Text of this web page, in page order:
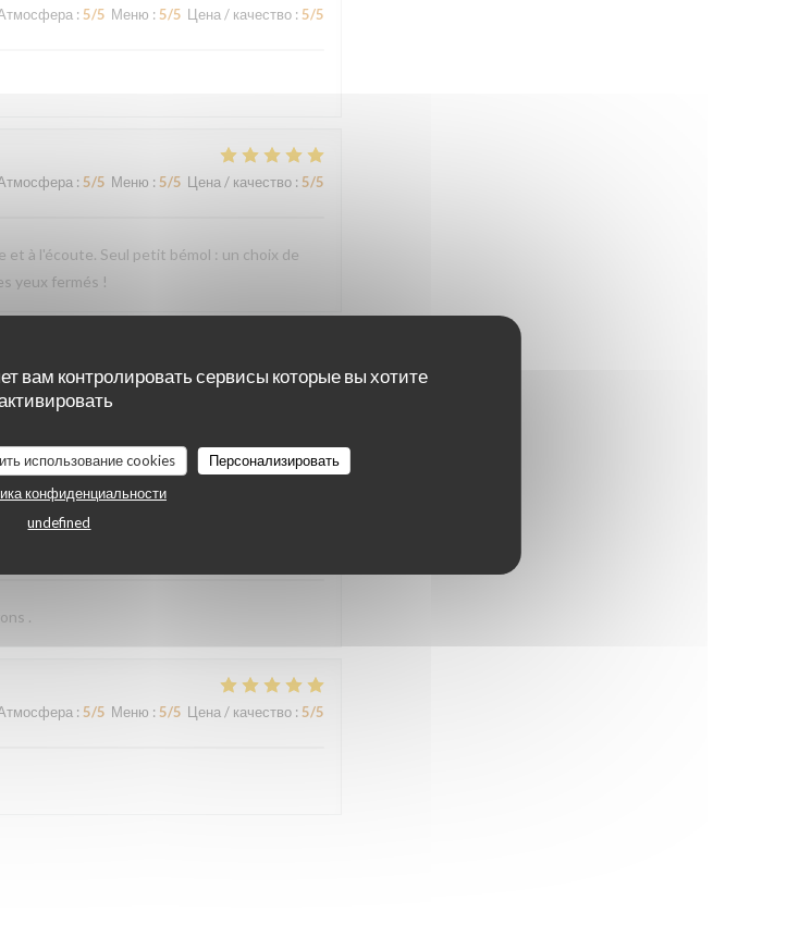
вам контролировать сервисы которые вы хотите
использование cookies
Персонализировать
конфиденциальности
undefined
: 5/5 Меню : 5/5 Цена / качество: 5/5
: 5/5 Меню : 5/5 Цена / качество: 5/5
et à l'écoute. Seul petit bémol : un choix de
yeux fermés !
:5/5 Меню: 5/5 Цена / качество:5/5
.
: 5/5 Меню : 5/5 Цена / качество: 5/5